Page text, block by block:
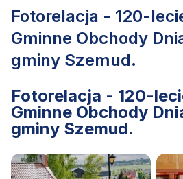
Grabowiec, Częstkowo,
Karczemki, Kieleńska Huta,
Łebieńska Huta, Przetoczyno,
Huta, Warzno, Zęblewo)
Fotorelacja - 120-
Gminne Obchody
gminy Szemud.
Fotorelacja - 120-
Gminne Obchody
gminy Szemud.